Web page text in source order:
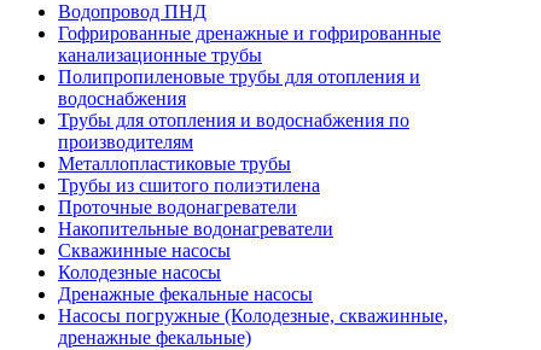
Водопровод ПНД
Гофрированные дренажные и гофрированные
канализационные трубы
Полипропиленовые трубы для отопления и
водоснабжения
Трубы для отопления и водоснабжения по
производителям
Металлопластиковые трубы
Трубы из сшитого полиэтилена
Проточные водонагреватели
Накопительные водонагреватели
Скважинные насосы
Колодезные насосы
Дренажные фекальные насосы
Насосы погружные (Колодезные, скважинные,
дренажные фекальные)